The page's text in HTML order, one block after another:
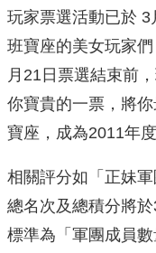
玩家票選活動已於
班寶座的美女玩家
月21日票選結束前
你寶貴的一票，將
寶座，成為2011年
相關評分如「正妹
總名次及總積分將
標準為「軍團成員